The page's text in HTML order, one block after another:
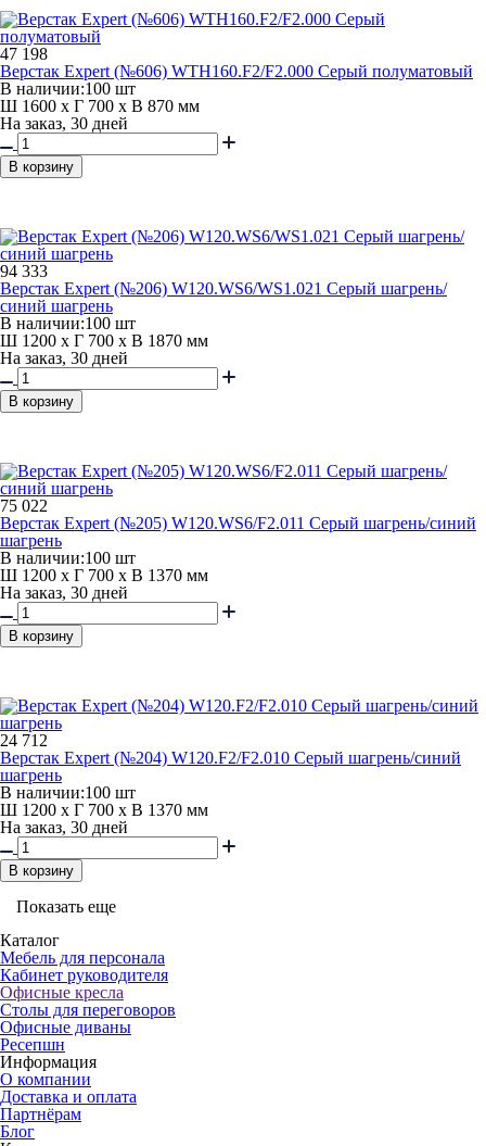
47 198
Верстак Expert (№606) WTH160.F2/F2.000 Серый полуматовый
В наличии:100 шт
Ш 1600 x Г 700 x В 870 мм
На заказ, 30 дней
В корзину
94 333
Верстак Expert (№206) W120.WS6/WS1.021 Серый шагрень/
синий шагрень
В наличии:100 шт
Ш 1200 x Г 700 x В 1870 мм
На заказ, 30 дней
В корзину
75 022
Верстак Expert (№205) W120.WS6/F2.011 Серый шагрень/синий
шагрень
В наличии:100 шт
Ш 1200 x Г 700 x В 1370 мм
На заказ, 30 дней
В корзину
24 712
Верстак Expert (№204) W120.F2/F2.010 Серый шагрень/синий
шагрень
В наличии:100 шт
Ш 1200 x Г 700 x В 1370 мм
На заказ, 30 дней
В корзину
Показать еще
Каталог
Мебель для персонала
Кабинет руководителя
Офисные кресла
Столы для переговоров
Офисные диваны
Ресепшн
Информация
О компании
Доставка и оплата
Партнёрам
Блог